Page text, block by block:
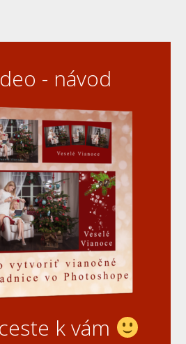
- návod
k vám